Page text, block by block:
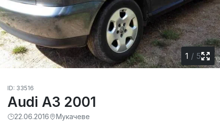
1 / 5
ID: 33516
Audi A3 2001
22.06.2016 Мукачеве